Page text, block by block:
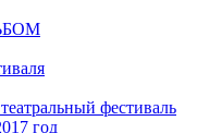
фестиваль
год